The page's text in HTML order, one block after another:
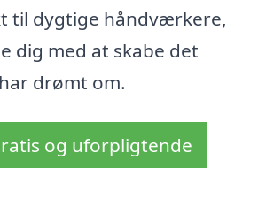
til dygtige håndværkere,
dig med at skabe det
drømt om.
og uforpligtende